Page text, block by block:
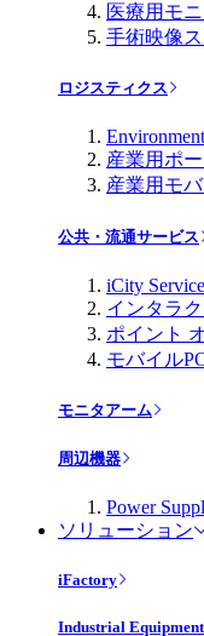
医療用モ
手術映像
ロジスティクス
産業用ポ
産業用モ
公共・流通サービス
iCity
インタラ
ポイント
モバイル
モニタアーム
周辺機器
Power
ソリューション
iFactory
Industrial